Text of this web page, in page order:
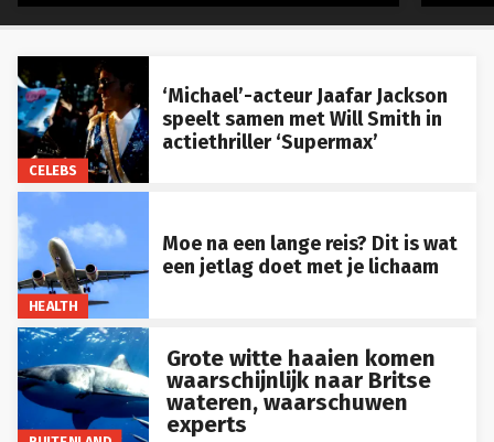
CELEBS
‘Michael’-acteur Jaafar Jackson
speelt samen met Will Smith in
actiethriller ‘Supermax’
HEALTH
Moe na een lange reis? Dit is wat
een jetlag doet met je lichaam
BUITENLAND
Grote witte haaien komen
waarschijnlijk naar Britse
wateren, waarschuwen
experts